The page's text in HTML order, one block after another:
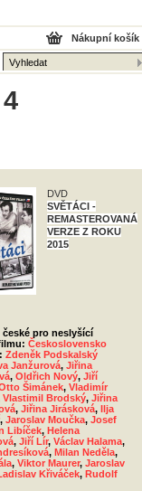
Nákupní košík
DVD
SVĚTÁCI -
REMASTEROVANÁ
VERZE Z ROKU
2015
pro neslyšící
Československo
Zdeněk Podskalský
Janžurová, Jiřina
, Oldřich Nový, Jiří
Šimánek, Vladimír
Vlastimil Brodský, Jiřina
, Jiřina Jirásková, Ilja
, Jaroslav Moučka, Josef
Libíček, Helena
, Jiří Lír, Václav Halama,
, Milan Neděla,
, Viktor Maurer, Jaroslav
Křiváček, Rudolf